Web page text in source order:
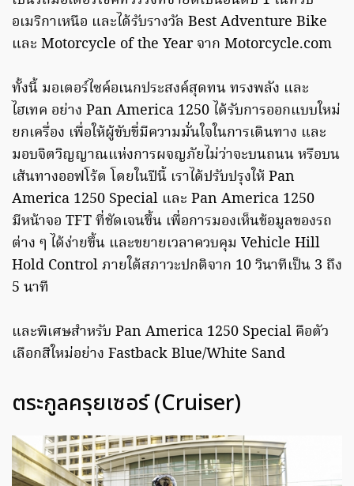
อเมริกาเหนือ และได้รับรางวัล Best Adventure Bike
และ Motorcycle of the Year จาก Motorcycle.com
ทั้งนี้ มอเตอร์ไซค์อเนกประสงค์สุดทน ทรงพลัง และ
ไฮเทค อย่าง Pan America 1250 ได้รับการออกแบบใหม่
ยกเครื่อง เพื่อให้ผู้ขับขี่มีความมั่นใจในการเดินทาง และ
มอบจิตวิญญาณแห่งการผจญภัยไม่ว่าจะบนถนน หรือบน
เส้นทางออฟโร้ด โดยในปีนี้ เราได้ปรับปรุงให้ Pan
America 1250 Special และ Pan America 1250
มีหน้าจอ TFT ที่ชัดเจนขึ้น เพื่อการมองเห็นข้อมูลของรถ
ต่าง ๆ ได้ง่ายขึ้น และขยายเวลาควบคุม Vehicle Hill
Hold Control ภายใต้สภาวะปกติจาก 10 วินาทีเป็น 3 ถึง
5 นาที
และพิเศษสำหรับ Pan America 1250 Special คือตัว
เลือกสีใหม่อย่าง Fastback Blue/White Sand
ตระกูลครุยเซอร์ (Cruiser)